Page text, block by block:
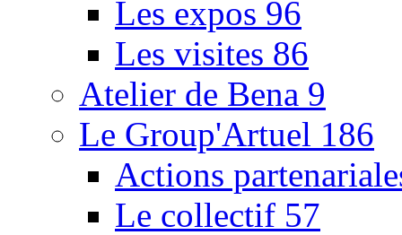
Les expos 96
Les visites 86
Atelier de Bena 9
Le Group'Artuel 186
Actions
Le collectif 57